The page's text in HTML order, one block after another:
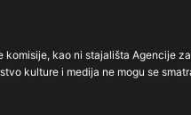
kao ni stajališta Agencije
kulture i medija ne mogu se